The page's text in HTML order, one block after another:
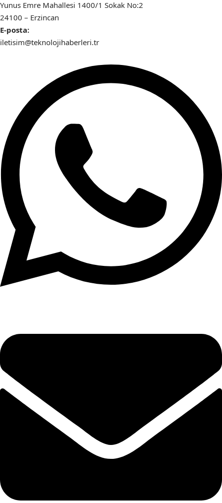
Yunus Emre Mahallesi 1400/1 Sokak No:2
24100 – Erzincan
E-posta:
iletisim@teknolojihaberleri.tr